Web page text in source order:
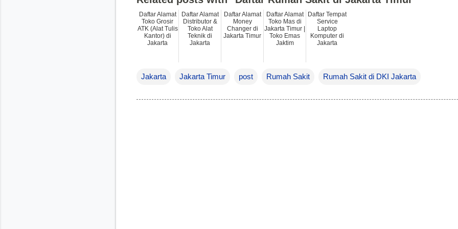
Jakarta Jakarta Timur post Rumah Sakit Rumah Sakit di DKI Jakarta
Daftar Alamat
Toko Grosir
ATK (Alat Tulis
Kantor) di
Jakarta
Daftar Alamat
Distributor &
Toko Alat
Teknik di
Jakarta
Daftar Alamat
Money
Changer di
Jakarta Timur
Daftar Alamat
Toko Mas di
Jakarta Timur |
Toko Emas
Jaktim
Daftar Tempat
Service
Laptop
Komputer di
Jakarta